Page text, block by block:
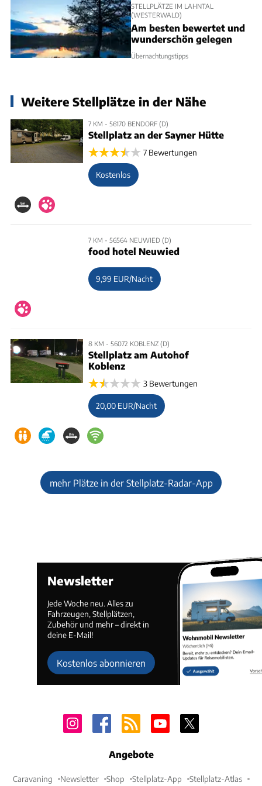
STELLPLÄTZE IM LAHNTAL
(WESTERWALD)
Am besten bewertet und
wunderschön gelegen
Übernachtungstipps
Weitere Stellplätze in der Nähe
7 KM - 56170 BENDORF (D)
Stellplatz an der Sayner Hütte
7 Bewertungen
Kostenlos
7 KM - 56564 NEUWIED (D)
food hotel Neuwied
9,99 EUR/Nacht
8 KM - 56072 KOBLENZ (D)
Stellplatz am Autohof
Koblenz
3 Bewertungen
20,00 EUR/Nacht
mehr Plätze in der Stellplatz-Radar-App
Newsletter
Jede Woche neu. Alles zu
Fahrzeugen, Stellplätzen,
Zubehör und mehr – direkt in
deine E-Mail!
Kostenlos abonnieren
Angebote
Caravaning Newsletter Shop Stellplatz-App Stellplatz-Atlas